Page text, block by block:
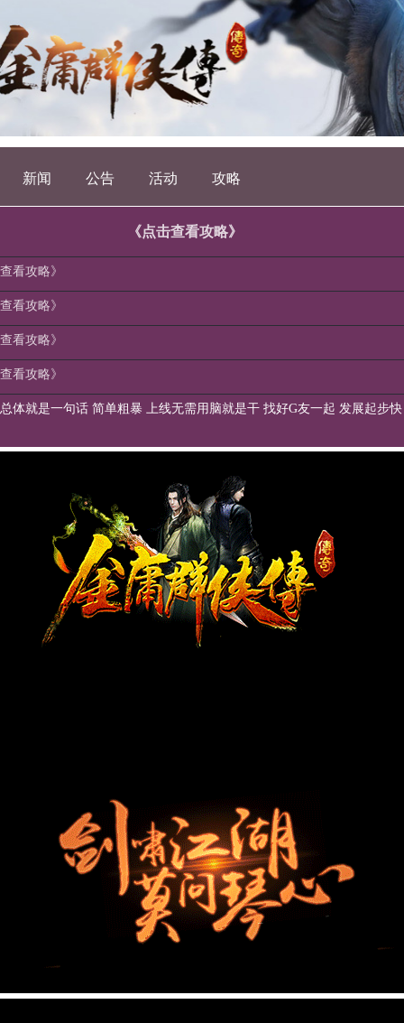
新闻 公告 活动 攻略
《点击查看攻略》
看攻略》
看攻略》
看攻略》
看攻略》
体就是一句话 简单粗暴 上线无需用脑就是干 找好G友一起 发展起步快